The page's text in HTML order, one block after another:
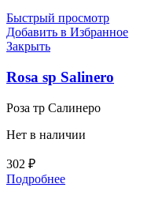
Быстрый просмотр
Добавить в Избранное
Закрыть
Rosa sp Salinero
Роза тр Салинеро
Нет в наличии
302 ₽
Подробнее